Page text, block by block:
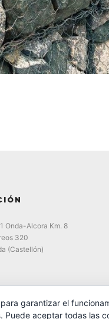
Onda-Alcora Km. 8
320
(Castellón)
garantizar el
Puede aceptar todas las